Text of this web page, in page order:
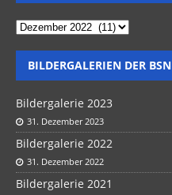
BILDERGALERIEN DER BSN
Bildergalerie 2023
31. Dezember 2023
Bildergalerie 2022
31. Dezember 2022
Bildergalerie 2021